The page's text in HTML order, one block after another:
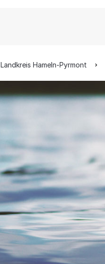
Landkreis Hameln-Pyrmont